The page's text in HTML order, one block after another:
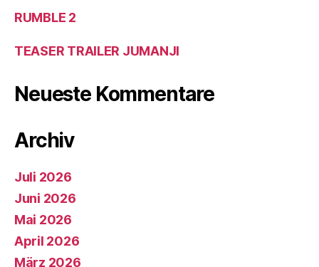
RUMBLE 2
TEASER TRAILER JUMANJI
Neueste Kommentare
Archiv
Juli 2026
Juni 2026
Mai 2026
April 2026
März 2026